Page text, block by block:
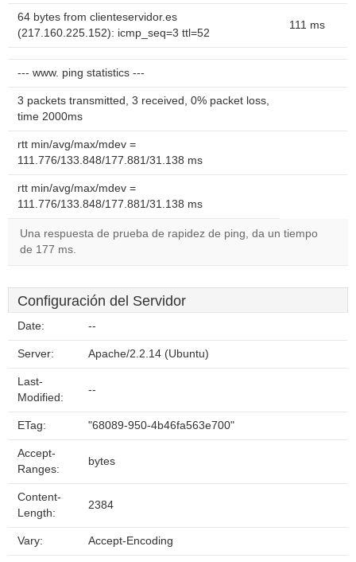
64 bytes from clienteservidor.es
(217.160.225.152): icmp_seq=3 ttl=52
111 ms
--- www. ping statistics ---
3 packets transmitted, 3 received, 0% packet loss,
time 2000ms
rtt min/avg/max/mdev =
111.776/133.848/177.881/31.138 ms
rtt min/avg/max/mdev =
111.776/133.848/177.881/31.138 ms
Una respuesta de prueba de rapidez de ping, da un tiempo
de 177 ms.
Configuración del Servidor
Date: --
Server: Apache/2.2.14 (Ubuntu)
Last-
Modified:
--
ETag: "68089-950-4b46fa563e700"
Accept-
Ranges:
bytes
Content-
Length:
2384
Vary: Accept-Encoding